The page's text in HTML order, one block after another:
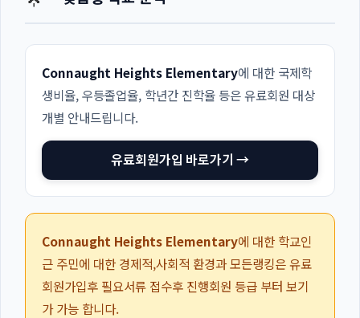
Connaught Heights Elementary에 대한 국제학
생비율, 우등졸업율, 학년간 진학율 등은 유료회원 대상
개별 안내드립니다.
유료회원가입 바로가기 →
Connaught Heights Elementary에 대한 학교인
근 주민에 대한 경제적,사회적 환경과 모든랭킹은 유료
회원가입후 필요서류 접수후 진행회원 등급 부터 보기
가 가능 합니다.